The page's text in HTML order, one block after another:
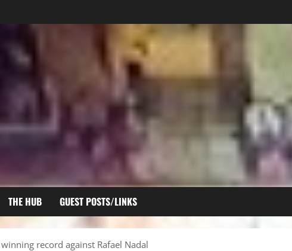
THE HUB GUEST POSTS/LINKS
record against Rafael Nadal